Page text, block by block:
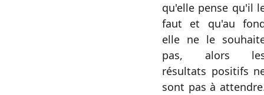
qu'elle pense qu'il
faut et qu'au
elle ne le
pas, alors
résultats positifs
sont pas à